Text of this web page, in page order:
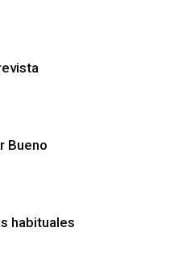
Bueno
habituales